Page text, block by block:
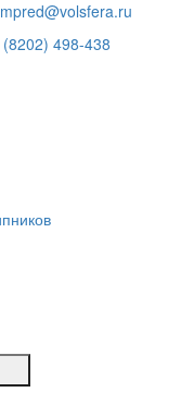
(8202) 498-438